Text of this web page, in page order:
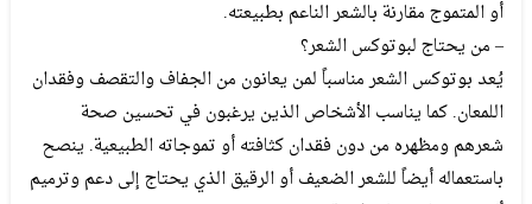
أو المتموج مقارنة بالشعر الناعم بطبيعته.
– من يحتاج لبوتوكس الشعر؟
يُعد بوتوكس الشعر مناسباً لمن يعانون من الجفاف والتقصف وفقدان
اللمعان. كما يناسب الأشخاص الذين يرغبون في تحسين صحة
شعرهم ومظهره من دون فقدان كثافته أو تموجاته الطبيعية. ينصح
باستعماله أيضاً للشعر الضعيف أو الرقيق الذي يحتاج إلى دعم وترميم